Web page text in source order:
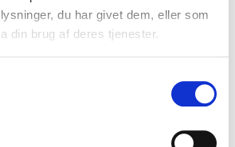
du har givet dem, eller som
din brug af deres tjenester.
om vores hjem, boligdrømme
og fremtidens måder at bo
på.